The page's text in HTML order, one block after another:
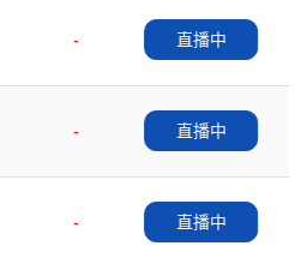
-
直播中
-
直播中
-
直播中